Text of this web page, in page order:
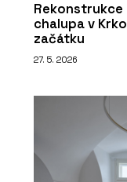
Rekonstrukce
chalupa v
začátku
27. 5. 2026